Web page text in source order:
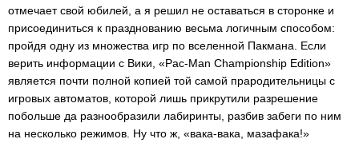
отмечает свой юбилей, а я решил не оставаться в сторонке и
присоединиться к празднованию весьма логичным способом:
пройдя одну из множества игр по вселенной Пакмана. Если
верить информации с Вики, «Pac-Man Championship Edition»
является почти полной копией той самой прародительницы с
игровых автоматов, которой лишь прикрутили разрешение
побольше да разнообразили лабиринты, разбив забеги по ним
на несколько режимов. Ну что ж, «вака-вака, мазафака!»